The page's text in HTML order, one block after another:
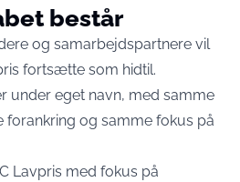
består
og samarbejdspartnere vil
fortsætte som hidtil.
under eget navn, med samme
forankring og samme fokus på
Lavpris med fokus på